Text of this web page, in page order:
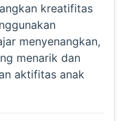
kreatifitas
menyenangkan,
menarik dan
aktifitas anak